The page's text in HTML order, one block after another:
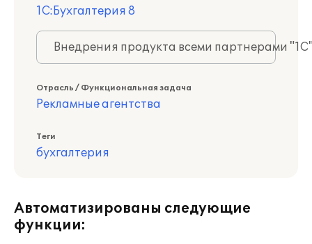
1С:Бухгалтерия 8
Внедрения продукта всеми партнерами
Отрасль / Функциональная задача
Рекламные агентства
Теги
бухгалтерия
Автоматизированы следующие
функции: